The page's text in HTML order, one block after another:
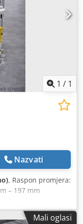
za 2x20 i 2x24
ormar za
rezervni dijelovi
1 / 1
Nazvati
, Raspon promjera:
– 197 mm
glava: 6
Mali oglasi